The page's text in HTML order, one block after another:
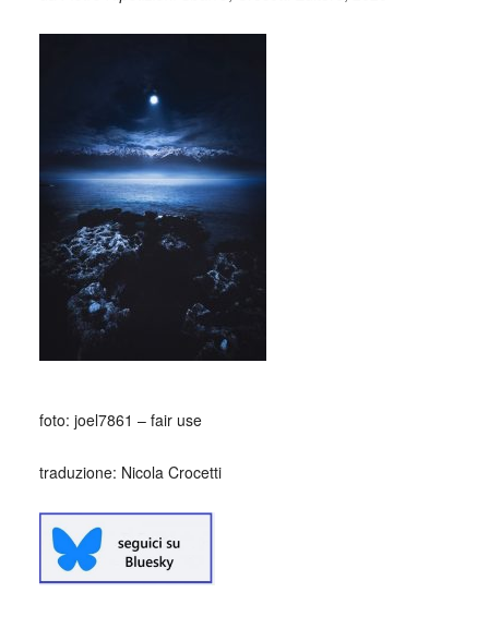
foto: joel7861 – fair use
traduzione: Nicola Crocetti